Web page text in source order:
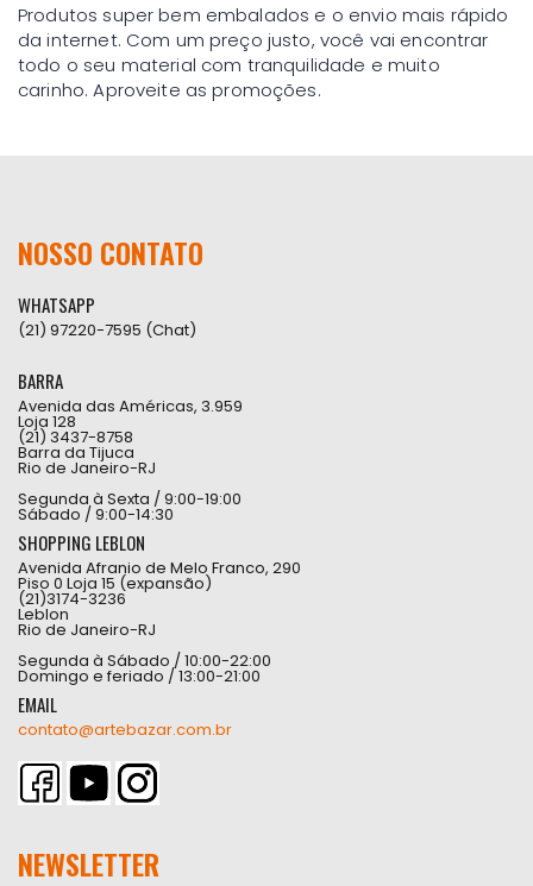
Produtos super bem embalados e o envio mais rápido
da internet. Com um preço justo, você vai encontrar
todo o seu material com tranquilidade e muito
carinho. Aproveite as promoções.
NOSSO CONTATO
WHATSAPP
(21) 97220-7595 (Chat)
BARRA
Avenida das Américas, 3.959
Loja 128
(21) 3437-8758
Barra da Tijuca
Rio de Janeiro-RJ
Segunda à Sexta / 9:00-19:00
Sábado / 9:00-14:30
SHOPPING LEBLON
Avenida Afranio de Melo Franco, 290
Piso 0 Loja 15 (expansão)
(21)3174-3236
Leblon
Rio de Janeiro-RJ
Segunda à Sábado / 10:00-22:00
Domingo e feriado / 13:00-21:00
EMAIL
contato@artebazar.com.br
NEWSLETTER